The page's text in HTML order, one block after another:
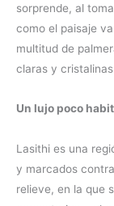
sorprende, al
como el paisaje
multitud de
claras y
Un lujo poco
Lasithi es una
y marcados
relieve, en la que